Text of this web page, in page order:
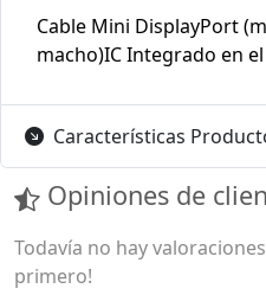
Cable Mini DisplayPort
macho)IC Integrado en
Características
Opiniones de
Todavía no hay
primero!